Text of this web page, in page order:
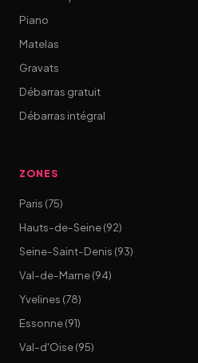
Piano
Matelas
Gravats
Débarras gratuit
Débarras intégral
ZONES
Paris (75)
Hauts-de-Seine (92)
Seine-Saint-Denis (93)
Val-de-Marne (94)
Yvelines (78)
Essonne (91)
Val-d'Oise (95)